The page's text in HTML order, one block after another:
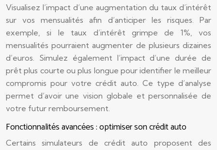
Visualisez l’impact d’une augmentation du taux d’intérêt
sur vos mensualités afin d’anticiper les risques. Par
exemple, si le taux d’intérêt grimpe de 1%, vos
mensualités pourraient augmenter de plusieurs dizaines
d’euros. Simulez également l’impact d’une durée de
prêt plus courte ou plus longue pour identifier le meilleur
compromis pour votre crédit auto. Ce type d’analyse
permet d’avoir une vision globale et personnalisée de
votre futur remboursement.
Fonctionnalités avancées : optimiser son crédit auto
Certains simulateurs de crédit auto proposent des